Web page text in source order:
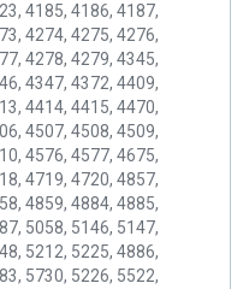
4185, 4186, 4187,
4274, 4275, 4276,
4278, 4279, 4345,
4347, 4372, 4409,
4414, 4415, 4470,
4507, 4508, 4509,
4576, 4577, 4675,
4719, 4720, 4857,
4859, 4884, 4885,
5058, 5146, 5147,
5212, 5225, 4886,
5730, 5226, 5522,